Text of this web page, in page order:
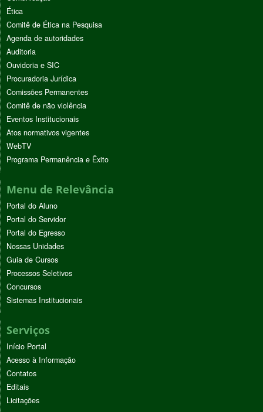
Ética
Comitê de Ética na Pesquisa
Agenda de autoridades
Auditoria
Ouvidoria e SIC
Procuradoria Jurídica
Comissões Permanentes
Comitê de não violência
Eventos Institucionais
Atos normativos vigentes
WebTV
Programa Permanência e Êxito
Menu de Relevância
Portal do Aluno
Portal do Servidor
Portal do Egresso
Nossas Unidades
Guia de Cursos
Processos Seletivos
Concursos
Sistemas Institucionais
Serviços
Início Portal
Acesso à Informação
Contatos
Editais
Licitações